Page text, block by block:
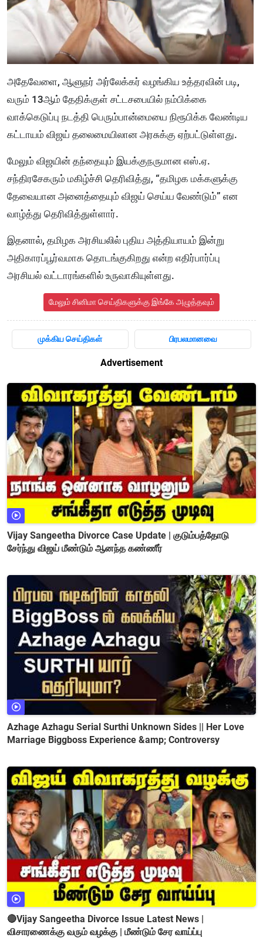
அதேவேளை, ஆளுநர் அர்லேக்கர் வழங்கிய உத்தரவின் படி,
வரும் 13ஆம் தேதிக்குள் சட்டசபையில் நம்பிக்கை
வாக்கெடுப்பு நடத்தி பெரும்பான்மையை நிரூபிக்க வேண்டிய
கட்டாயம் விஜய் தலைமையிலான அரசுக்கு ஏற்பட்டுள்ளது.
மேலும் விஜயின் தந்தையும் இயக்குநருமான எஸ்.ஏ.
சந்திரசேகரும் மகிழ்ச்சி தெரிவித்து, “தமிழக மக்களுக்கு
தேவையான அனைத்தையும் விஜய் செய்ய வேண்டும்” என
வாழ்த்து தெரிவித்துள்ளார்.
இதனால், தமிழக அரசியலில் புதிய அத்தியாயம் இன்று
அதிகாரப்பூர்வமாக தொடங்குகிறது என்ற எதிர்பார்ப்பு
அரசியல் வட்டாரங்களில் உருவாகியுள்ளது.
மேலும் சினிமா செய்திகளுக்கு இங்கே அழுத்தவும்
முக்கிய செய்திகள் பிரபலமானவை
Advertisement
Vijay Sangeetha Divorce Case Update | குடும்பத்தோடு
சேர்ந்து விஜய் மீண்டும் ஆனந்த கண்ணீர்
Azhage Azhagu Serial Surthi Unknown Sides || Her Love
Marriage Biggboss Experience &amp; Controversy
🔴Vijay Sangeetha Divorce Issue Latest News |
விசாரணைக்கு வரும் வழக்கு | மீண்டும் சேர வாய்ப்பு